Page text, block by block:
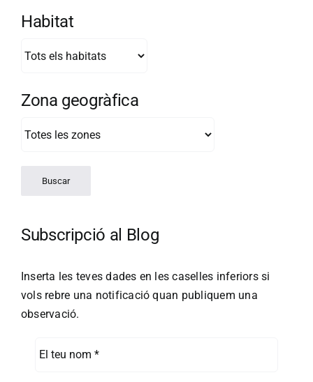
Habitat
Zona geogràfica
Subscripció al Blog
Inserta les teves dades en les caselles inferiors si
vols rebre una notificació quan publiquem una
observació.